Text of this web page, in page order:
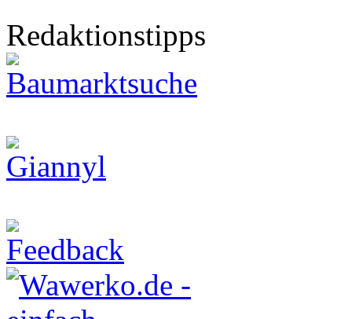
Redaktionstipps